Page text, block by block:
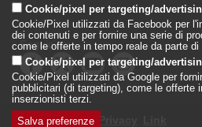
Seguici su:
Note Legali
Cookie/pixel per targeting/
Cookie/Pixel utilizzati da Facebook per
dei contenuti e per fornire una serie di
come le offerte in tempo reale da parte di
Cookie/pixel per targeting/
Cookie/Pixel utilizzati da Google per
pubblicitari (di targeting), come le offerte
inserzionisti terzi.
Salva preferenze